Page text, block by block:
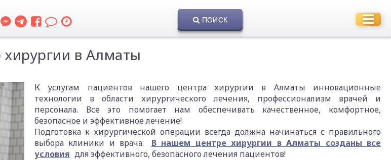
ПОИСК
в Алматы
К услугам пациентов нашего центра хирургии в Алматы инновационные
технологии в области хирургического лечения, профессионализм врачей и
персонала. Все это помогает нам обеспечивать качественное, комфортное,
безопасное и эффективное лечение!
Подготовка к хирургической операции всегда должна начинаться с правильного
выбора клиники и врача.
В нашем центре хирургии в Алматы созданы все
условия для эффективного, безопасного лечения пациентов!